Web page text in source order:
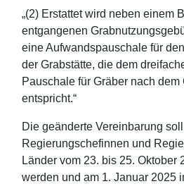
„(2) Erstattet wird neben einem
entgangenen
eine Aufwandspauschale für
der Grabstätte, die dem
Pauschale für Gräber nach dem
entspricht.“
Die geänderte Vereinbarung
Regierungschefinnen und
Länder vom 23. bis 25. Oktober
werden und am 1. Januar 2025